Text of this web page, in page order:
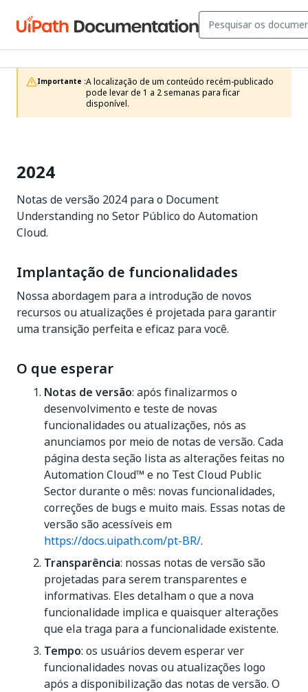
Importante :A localização de um conteúdo recém-publicado
pode levar de 1 a 2 semanas para ficar
disponível.
2024
Notas de versão 2024 para o Document
Understanding no Setor Público do Automation
Cloud.
Implantação de funcionalidades
Nossa abordagem para a introdução de novos
recursos ou atualizações é projetada para garantir
uma transição perfeita e eficaz para você.
O que esperar
Notas de versão: após finalizarmos o
desenvolvimento e teste de novas
funcionalidades ou atualizações, nós as
anunciamos por meio de notas de versão. Cada
página desta seção lista as alterações feitas no
Automation Cloud™ e no Test Cloud Public
Sector durante o mês: novas funcionalidades,
correções de bugs e muito mais. Essas notas de
versão são acessíveis em
https://docs.uipath.com/pt-BR/.
Transparência: nossas notas de versão são
projetadas para serem transparentes e
informativas. Eles detalham o que a nova
funcionalidade implica e quaisquer alterações
que ela traga para a funcionalidade existente.
Tempo: os usuários devem esperar ver
funcionalidades novas ou atualizações logo
após a disponibilização das notas de versão. O